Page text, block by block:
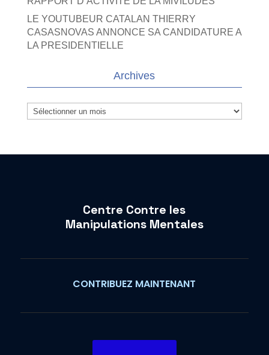
LE YOUTUBEUR CATALAN THIERRY
CASASNOVAS ANNONCE SA CANDIDATURE A
LA PRESIDENTIELLE
Archives
Archives
Centre Contre les
Manipulations Mentales
CONTRIBUEZ MAINTENANT